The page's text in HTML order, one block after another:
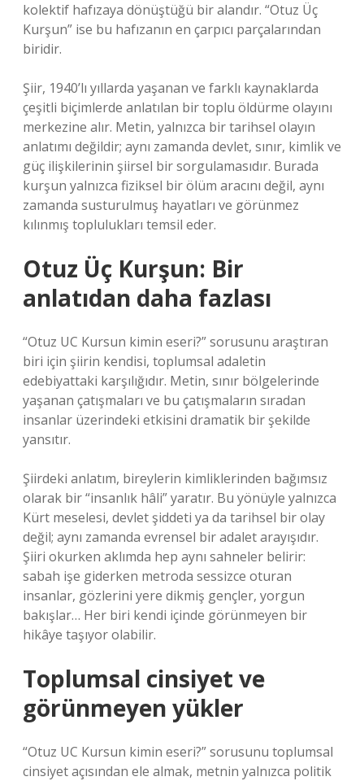
kolektif hafızaya dönüştüğü bir alandır. “Otuz Üç
Kurşun” ise bu hafızanın en çarpıcı parçalarından
biridir.
Şiir, 1940’lı yıllarda yaşanan ve farklı kaynaklarda
çeşitli biçimlerde anlatılan bir toplu öldürme olayını
merkezine alır. Metin, yalnızca bir tarihsel olayın
anlatımı değildir; aynı zamanda devlet, sınır, kimlik ve
güç ilişkilerinin şiirsel bir sorgulamasıdır. Burada
kurşun yalnızca fiziksel bir ölüm aracını değil, aynı
zamanda susturulmuş hayatları ve görünmez
kılınmış toplulukları temsil eder.
Otuz Üç Kurşun: Bir
anlatıdan daha fazlası
“Otuz UC Kursun kimin eseri?” sorusunu araştıran
biri için şiirin kendisi, toplumsal adaletin
edebiyattaki karşılığıdır. Metin, sınır bölgelerinde
yaşanan çatışmaları ve bu çatışmaların sıradan
insanlar üzerindeki etkisini dramatik bir şekilde
yansıtır.
Şiirdeki anlatım, bireylerin kimliklerinden bağımsız
olarak bir “insanlık hâli” yaratır. Bu yönüyle yalnızca
Kürt meselesi, devlet şiddeti ya da tarihsel bir olay
değil; aynı zamanda evrensel bir adalet arayışıdır.
Şiiri okurken aklımda hep aynı sahneler belirir:
sabah işe giderken metroda sessizce oturan
insanlar, gözlerini yere dikmiş gençler, yorgun
bakışlar… Her biri kendi içinde görünmeyen bir
hikâye taşıyor olabilir.
Toplumsal cinsiyet ve
görünmeyen yükler
“Otuz UC Kursun kimin eseri?” sorusunu toplumsal
cinsiyet açısından ele almak, metnin yalnızca politik